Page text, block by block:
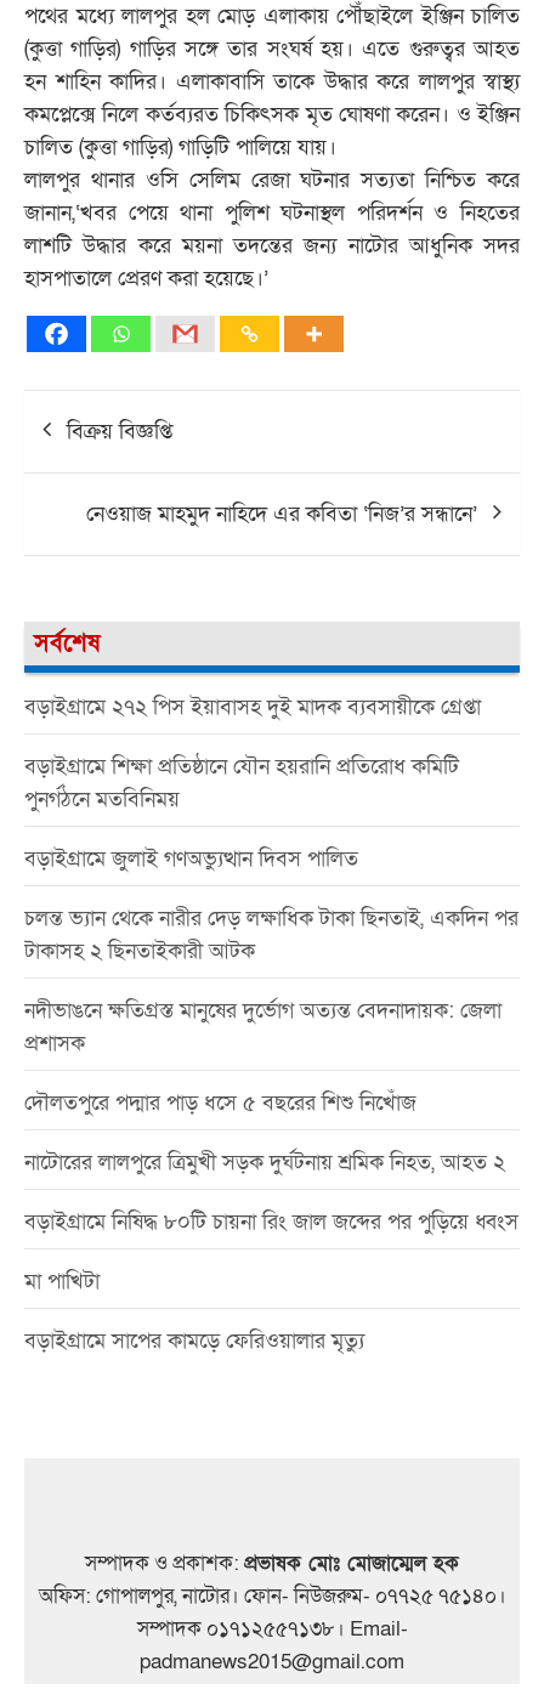
পথের মধ্যে লালপুর হল মোড় এলাকায় পৌঁছাইলে ইঞ্জিন চালিত
(কুত্তা গাড়ির) গাড়ির সঙ্গে তার সংঘর্ষ হয়। এতে গুরুত্বর আহত
হন শাহিন কাদির। এলাকাবাসি তাকে উদ্ধার করে লালপুর স্বাস্থ্য
কমপ্লেক্সে নিলে কর্তব্যরত চিকিৎসক মৃত ঘোষণা করেন। ও ইঞ্জিন
চালিত (কুত্তা গাড়ির) গাড়িটি পালিয়ে যায়।
লালপুর থানার ওসি সেলিম রেজা ঘটনার সত্যতা নিশ্চিত করে
জানান,‘খবর পেয়ে থানা পুলিশ ঘটনাস্থল পরিদর্শন ও নিহতের
লাশটি উদ্ধার করে ময়না তদন্তের জন্য নাটোর আধুনিক সদর
হাসপাতালে প্রেরণ করা হয়েছে।’
Post
navigation
বিক্রয় বিজ্ঞপ্তি
নেওয়াজ মাহমুদ নাহিদে এর কবিতা ‘নিজ’র সন্ধানে’
সর্বশেষ
বড়াইগ্রামে ২৭২ পিস ইয়াবাসহ দুই মাদক ব্যবসায়ীকে গ্রেপ্তা
বড়াইগ্রামে শিক্ষা প্রতিষ্ঠানে যৌন হয়রানি প্রতিরোধ কমিটি
পুনর্গঠনে মতবিনিময়
বড়াইগ্রামে জুলাই গণঅভ্যুত্থান দিবস পালিত
চলন্ত ভ্যান থেকে নারীর দেড় লক্ষাধিক টাকা ছিনতাই, একদিন পর
টাকাসহ ২ ছিনতাইকারী আটক
নদীভাঙনে ক্ষতিগ্রস্ত মানুষের দুর্ভোগ অত্যন্ত বেদনাদায়ক: জেলা
প্রশাসক
দৌলতপুরে পদ্মার পাড় ধসে ৫ বছরের শিশু নিখোঁজ
নাটোরের লালপুরে ত্রিমুখী সড়ক দুর্ঘটনায় শ্রমিক নিহত, আহত ২
বড়াইগ্রামে নিষিদ্ধ ৮০টি চায়না রিং জাল জব্দের পর পুড়িয়ে ধ্বংস
মা পাখিটা
বড়াইগ্রামে সাপের কামড়ে ফেরিওয়ালার মৃত্যু
সম্পাদক ও প্রকাশক: প্রভাষক মোঃ মোজাম্মেল হক
অফিস: গোপালপুর, নাটোর। ফোন- নিউজরুম- ০৭৭২৫ ৭৫১৪০।
সম্পাদক ০১৭১২৫৫৭১৩৮। Email-
padmanews2015@gmail.com